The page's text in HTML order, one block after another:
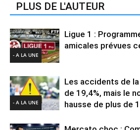
PLUS DE L'AUTEUR
- A LA UNE
Ligue 1 :
amicales prévues
- A LA UNE
Les accidents de
de 19,4%, mais le
hausse de plus de